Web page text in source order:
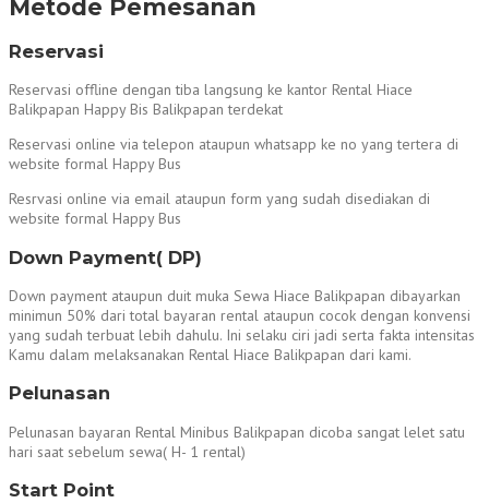
Metode Pemesanan
Reservasi
Reservasi offline dengan tiba langsung ke kantor Rental Hiace
Balikpapan Happy Bis Balikpapan terdekat
Reservasi online via telepon ataupun whatsapp ke no yang tertera di
website formal Happy Bus
Resrvasi online via email ataupun form yang sudah disediakan di
website formal Happy Bus
Down Payment( DP)
Down payment ataupun duit muka Sewa Hiace Balikpapan dibayarkan
minimun 50% dari total bayaran rental ataupun cocok dengan konvensi
yang sudah terbuat lebih dahulu. Ini selaku ciri jadi serta fakta intensitas
Kamu dalam melaksanakan Rental Hiace Balikpapan dari kami.
Pelunasan
Pelunasan bayaran Rental Minibus Balikpapan dicoba sangat lelet satu
hari saat sebelum sewa( H- 1 rental)
Start Point